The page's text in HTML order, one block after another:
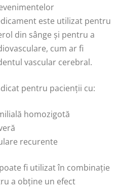
este utilizat pentru
din sânge și pentru a
cum ar fi
vascular cerebral.
pentru pacienții cu:
homozigotă
recurente
fi utilizat în combinație
a obține un efect